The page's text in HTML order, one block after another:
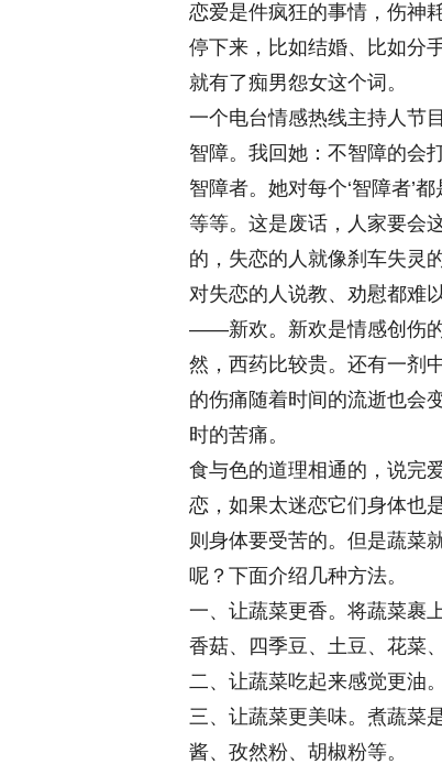
恋爱是件疯狂的事情，伤神
停下来，比如结婚、比如分
就有了痴男怨女这个词。
一个电台情感热线主持人节
智障。我回她：不智障的会
智障者。她对每个‘智障者’
等等。这是废话，人家要会
的，失恋的人就像刹车失灵
对失恋的人说教、劝慰都难
——新欢。新欢是情感创伤
然，西药比较贵。还有一剂
的伤痛随着时间的流逝也会
时的苦痛。
食与色的道理相通的，说完
恋，如果太迷恋它们身体也
则身体要受苦的。但是蔬菜
呢？下面介绍几种方法。
一、让蔬菜更香。将蔬菜裹
香菇、四季豆、土豆、花菜
二、让蔬菜吃起来感觉更油
三、让蔬菜更美味。煮蔬菜
酱、孜然粉、胡椒粉等。